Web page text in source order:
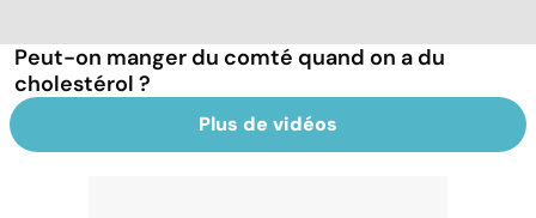
Peut-on manger du comté quand on a du
cholestérol ?
Plus de vidéos